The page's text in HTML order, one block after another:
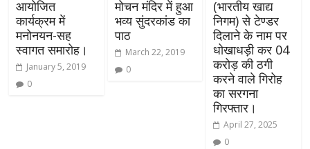
आयोजित
कार्यक्रम में
मनोनयन-सह
स्वागत समारोह।
January 5, 2019
0
मोचन मंदिर में हुआ
भव्य सुंदरकांड का
पाठ
March 22, 2019
0
(भारतीय खाद्य
निगम) से टेण्डर
दिलाने के नाम पर
धोखाधड़ी कर 04
करोड़ की ठगी
करने वाले गिरोह
का सरगना
गिरफ्तार।
April 27, 2025
0